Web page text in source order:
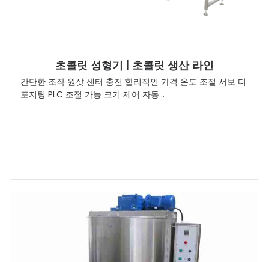
초콜릿 성형기 | 초콜릿 생산 라인
간단한 조작 원샷 센터 충전 합리적인 가격 온도 조절 서보 디
포지팅 PLC 조절 가능 크기 제어 자동...